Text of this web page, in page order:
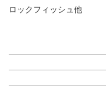
ロックフィッシュ他